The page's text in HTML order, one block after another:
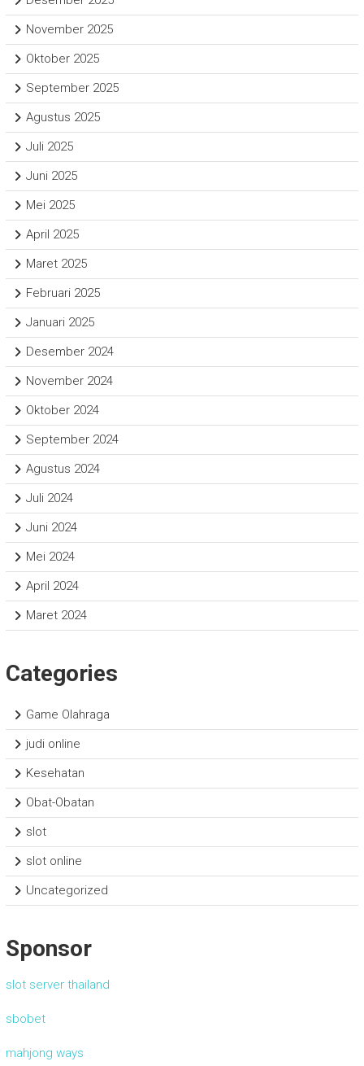
November 2025
Oktober 2025
September 2025
Agustus 2025
Juli 2025
Juni 2025
Mei 2025
April 2025
Maret 2025
Februari 2025
Januari 2025
Desember 2024
November 2024
Oktober 2024
September 2024
Agustus 2024
Juli 2024
Juni 2024
Mei 2024
April 2024
Maret 2024
Categories
Game Olahraga
judi online
Kesehatan
Obat-Obatan
slot
slot online
Uncategorized
Sponsor
slot server thailand
sbobet
mahjong ways